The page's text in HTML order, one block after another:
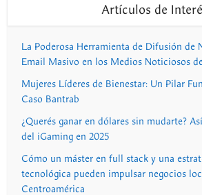
Artículos de
La Poderosa Herramienta de Difusión de
Email Masivo en los Medios Noticiosos
Mujeres Líderes de Bienestar: Un Pilar
Caso Bantrab
¿Querés ganar en dólares sin mudarte?
del iGaming en 2025
Cómo un máster en full stack y una
tecnológica pueden impulsar negocios
Centroamérica